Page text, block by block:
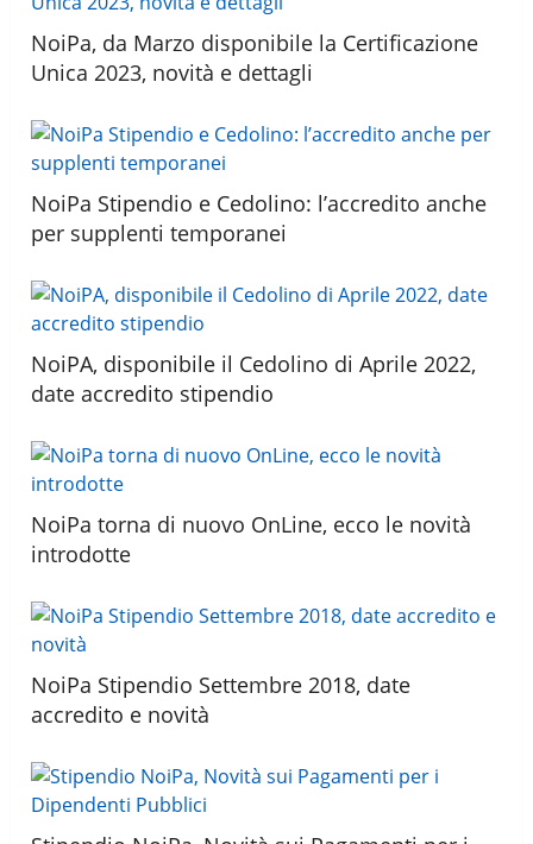
NoiPa, da Marzo disponibile la Certificazione
Unica 2023, novità e dettagli
NoiPa Stipendio e Cedolino: l’accredito anche
per supplenti temporanei
NoiPA, disponibile il Cedolino di Aprile 2022,
date accredito stipendio
NoiPa torna di nuovo OnLine, ecco le novità
introdotte
NoiPa Stipendio Settembre 2018, date
accredito e novità